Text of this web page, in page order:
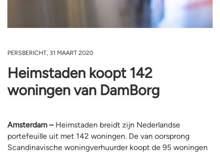
PERSBERICHT, 31 MAART 2020
Heimstaden koopt 142
woningen van DamBorg
Amsterdam –Heimstaden breidt zijn Nederlandse
portefeuille uit met 142 woningen. De van oorsprong
Scandinavische woningverhuurder koopt de 95 woningen